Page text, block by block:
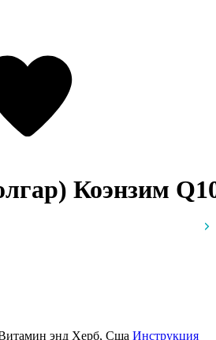
Коэнзим
энд Херб, Сша Инструкция